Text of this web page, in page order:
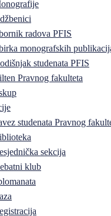
radova PFIS
monografskih
studenata PFIS
Pravnog fakulteta
studenata Pravnog
sekcija
klub